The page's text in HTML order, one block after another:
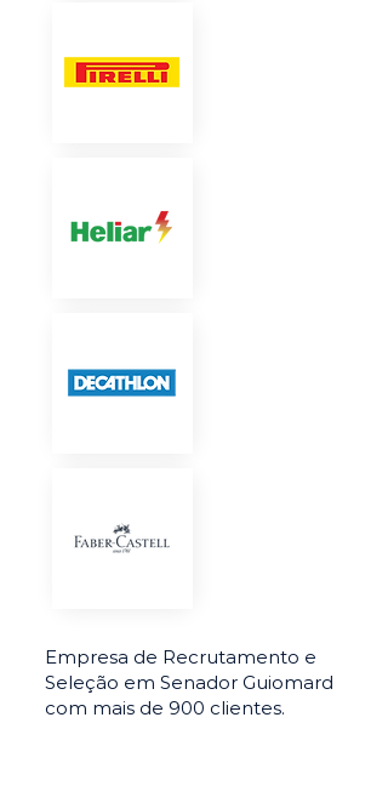
Empresa de Recrutamento e
Seleção em Senador Guiomard
com mais de 900 clientes.